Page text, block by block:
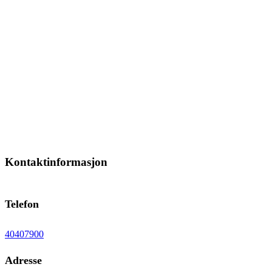
Kontaktinformasjon
Telefon
40407900
Adresse